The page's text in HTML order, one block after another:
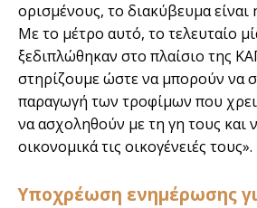
ορισμένους, το διακύβευμα είναι
Με το μέτρο αυτό, το τελευταίο
ξεδιπλώθηκαν στο πλαίσιο της
στηρίζουμε ώστε να μπορούν να
παραγωγή των τροφίμων που
να ασχοληθούν με τη γη τους και
οικονομικά τις οικογένειές τους».
Υποχρέωση ενημέρωσης